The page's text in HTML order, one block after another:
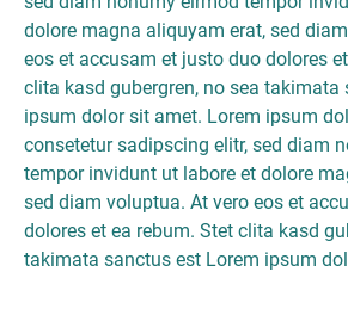
dolore magna aliquyam erat, sed
eos et accusam et justo duo dolores
clita kasd gubergren, no sea takimata
ipsum dolor sit amet. Lorem ipsum
consetetur sadipscing elitr, sed diam
tempor invidunt ut labore et dolore
sed diam voluptua. At vero eos et
dolores et ea rebum. Stet clita kasd
takimata sanctus est Lorem ipsum